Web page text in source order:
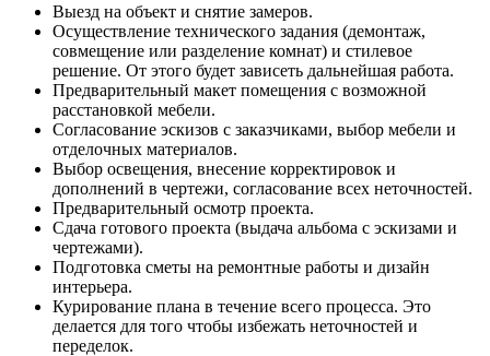
Выезд на объект и снятие замеров.
Осуществление технического задания (демонтаж,
совмещение или разделение комнат) и стилевое
решение. От этого будет зависеть дальнейшая работа.
Предварительный макет помещения с возможной
расстановкой мебели.
Согласование эскизов с заказчиками, выбор мебели и
отделочных материалов.
Выбор освещения, внесение корректировок и
дополнений в чертежи, согласование всех неточностей.
Предварительный осмотр проекта.
Сдача готового проекта (выдача альбома с эскизами и
чертежами).
Подготовка сметы на ремонтные работы и дизайн
интерьера.
Курирование плана в течение всего процесса. Это
делается для того чтобы избежать неточностей и
переделок.